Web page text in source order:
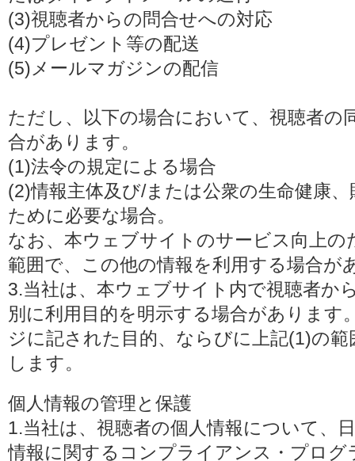
(3)視聴者からの問合せへの対応
(4)プレゼント等の配送
(5)メールマガジンの配信
ただし、以下の場合において、視聴者の
合があります。
(1)法令の規定による場合
(2)情報主体及び/または公衆の生命健康
ために必要な場合。
なお、本ウェブサイトのサービス向上
範囲で、この他の情報を利用する場合が
3.当社は、本ウェブサイト内で視聴者か
別に利用目的を明示する場合があります
ジに記された目的、ならびに上記(1)の
します。
個人情報の管理と保護
1.当社は、視聴者の個人情報について、
情報に関するコンプライアンス・プロ